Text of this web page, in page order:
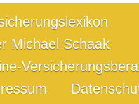
Michael Schaak